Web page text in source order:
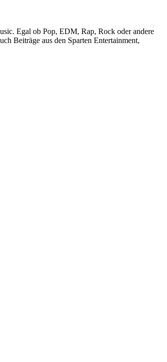
Egal ob Pop, EDM, Rap, Rock oder andere
Beiträge aus den Sparten Entertainment,